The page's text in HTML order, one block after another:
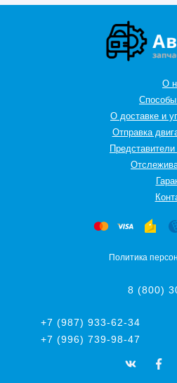
О
О доставке и
Отправка
Политика
8 (800)
+7 (987) 933-62-34
+7 (996) 739-98-47